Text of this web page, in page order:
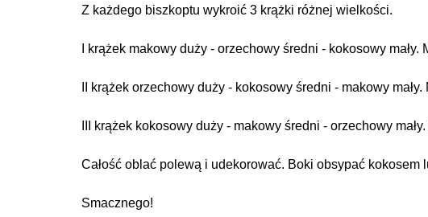
Z każdego biszkoptu wykroić 3 krążki różnej wielkości.
I krążek makowy duży - orzechowy średni - kokosowy
II krążek orzechowy duży - kokosowy średni - makowy
III krążek kokosowy duży - makowy średni - orzechowy
Całość oblać polewą i udekorować. Boki obsypać kokosem
Smacznego!